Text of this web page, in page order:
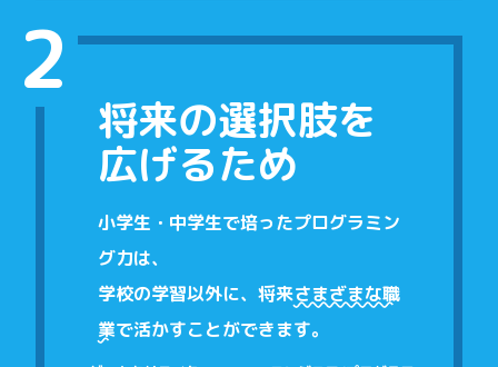
2
将来の選択肢を
広げるため
小学生・中学生で培ったプログラミン
グ力は、
学校の学習以外に、 将来さまざまな職
業で活かすことができます。